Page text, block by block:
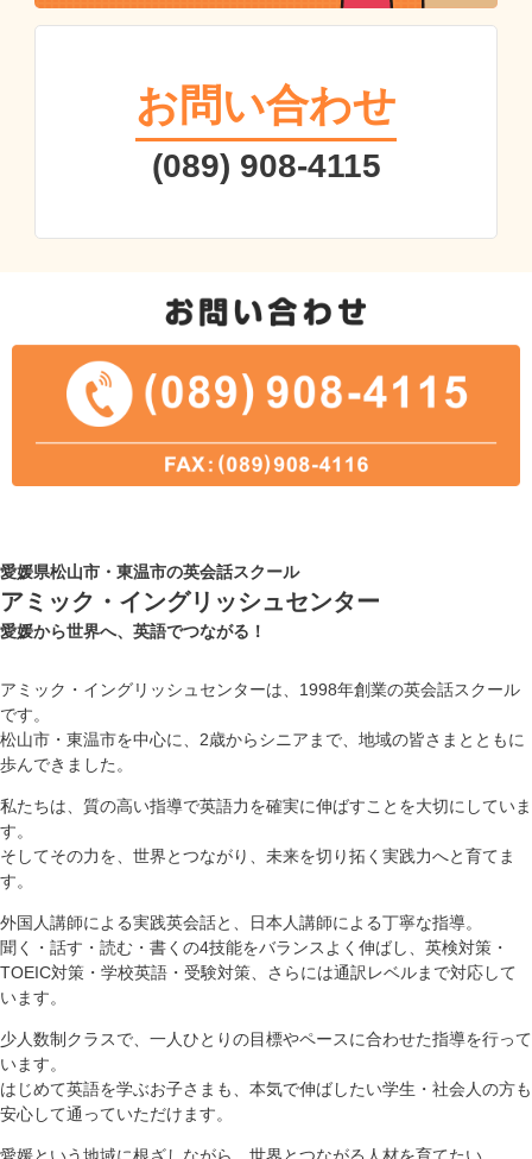
お問い合わせ
(089) 908-4115
愛媛県松山市・東温市の英会話スクール
アミック・イングリッシュセンター
愛媛から世界へ、英語でつながる！
アミック・イングリッシュセンターは、1998年創業の英会話スクール
です。
松山市・東温市を中心に、2歳からシニアまで、地域の皆さまとともに
歩んできました。
私たちは、質の高い指導で英語力を確実に伸ばすことを大切にしていま
す。
そしてその力を、世界とつながり、未来を切り拓く実践力へと育てま
す。
外国人講師による実践英会話と、日本人講師による丁寧な指導。
聞く・話す・読む・書くの4技能をバランスよく伸ばし、英検対策・
TOEIC対策・学校英語・受験対策、さらには通訳レベルまで対応して
います。
少人数制クラスで、一人ひとりの目標やペースに合わせた指導を行って
います。
はじめて英語を学ぶお子さまも、本気で伸ばしたい学生・社会人の方も
安心して通っていただけます。